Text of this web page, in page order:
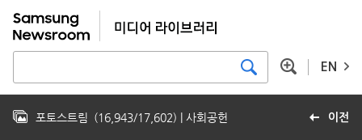
EN
이전
포토스트림 (16,943/17,602) | 사회공헌